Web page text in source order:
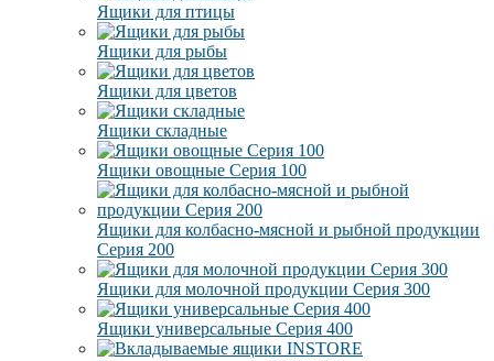
Ящики для птицы
Ящики для рыбы
Ящики для цветов
Ящики складные
Ящики овощные Серия 100
Ящики для колбасно-мясной и рыбной продукции
Серия 200
Ящики для молочной продукции Серия 300
Ящики универсальные Серия 400